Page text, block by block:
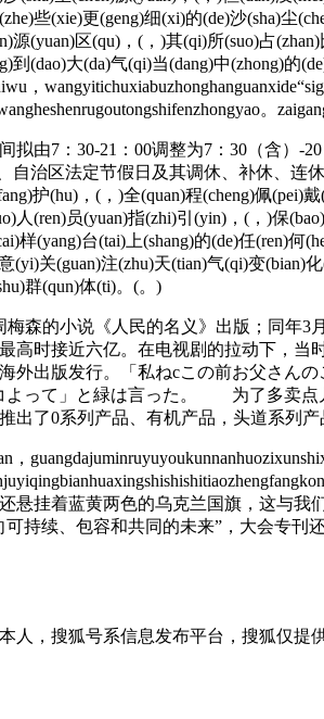
些(xie)更(geng)细(xi)的(de)沙(sha)尘
源(yuan)区(qu)，(，)其(qi)所(suo)占
到(dao)大(da)气(qi)当(dang)中(zhong)的
，
。
由7：30-21：00调整为7：30（含）-
自治区法定节假日及其调休、补休、
护(hu)，(，)全(quan)程(cheng)佩
人(ren)员(yuan)指(zhi)引(yin)，(，)保
样(yang)台(tai)上(shang)的(de)任(ren)
(yi)关(guan)注(zhu)天(tian)气(qi)变(bian)
群(qun)体(ti)。(。)
的小说《人民的名义》出版；同年3
高时接近六亿。在电视剧的拉动下，当
外出版发行。「私ねcこの前お父さん
よって」と緑は言った。 为了多卖点
出了0系列产品、有机产品，头道系列产
悬挂着蓝黄两色的乌克兰国旗，这与我
持续、包容和共同的未来”，大会专刊
人，搜狐号系信息发布平台，搜狐仅提